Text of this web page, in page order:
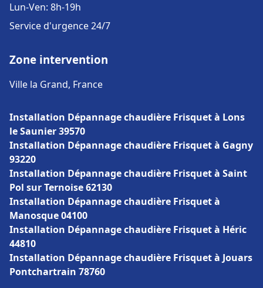
Lun-Ven: 8h-19h
Service d'urgence 24/7
Zone intervention
Ville la Grand, France
Installation Dépannage chaudière Frisquet à Lons
le Saunier 39570
Installation Dépannage chaudière Frisquet à Gagny
93220
Installation Dépannage chaudière Frisquet à Saint
Pol sur Ternoise 62130
Installation Dépannage chaudière Frisquet à
Manosque 04100
Installation Dépannage chaudière Frisquet à Héric
44810
Installation Dépannage chaudière Frisquet à Jouars
Pontchartrain 78760